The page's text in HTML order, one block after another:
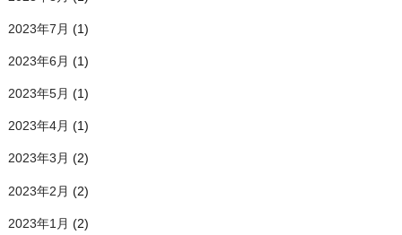
2023年7月 (1)
2023年6月 (1)
2023年5月 (1)
2023年4月 (1)
2023年3月 (2)
2023年2月 (2)
2023年1月 (2)